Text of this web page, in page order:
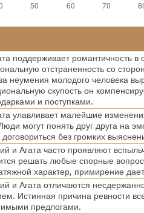
поддерживает романтичность в
отстраненность со
неумения молодого человека
скупость он
и поступками.
улавливает малейшие
могут понять друг друга на
без громких
и Агата часто проявляют
решать любые спорные
характер, примирение
и Агата отличаются
Истинная причина ревности
предлогами.